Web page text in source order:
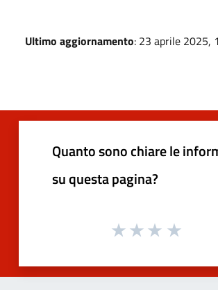
Ultimo aggiornamento: 23 aprile 2025,
Quanto sono chiare le
su questa pagina?